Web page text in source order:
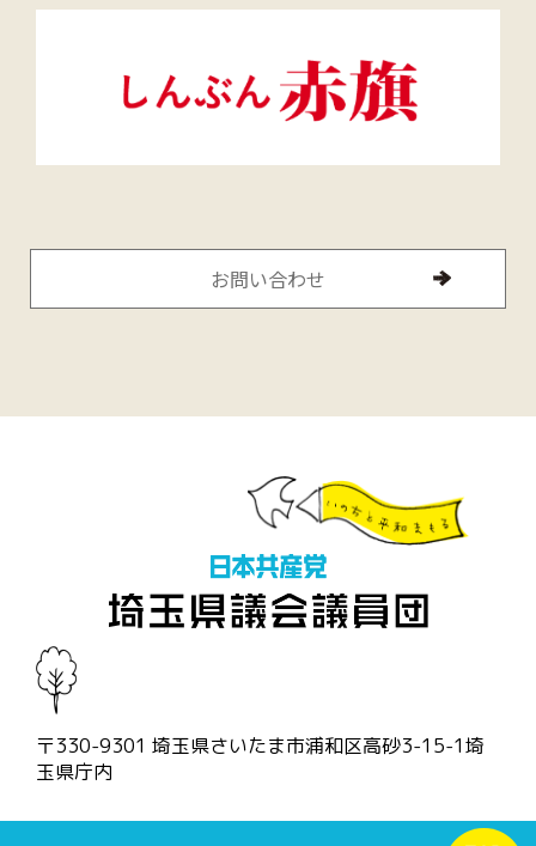
〒330-9301 埼玉県さいたま市浦和区高砂3-15-1埼
玉県庁内
お問い合わせ